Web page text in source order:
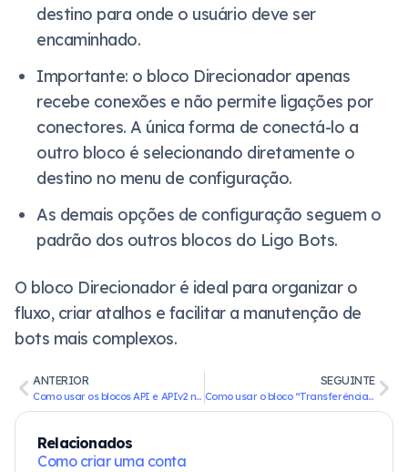
destino para onde o usuário deve ser
encaminhado.
Importante: o bloco Direcionador apenas
recebe conexões e não permite ligações por
conectores. A única forma de conectá-lo a
outro bloco é selecionando diretamente o
destino no menu de configuração.
As demais opções de configuração seguem o
padrão dos outros blocos do Ligo Bots.
O bloco Direcionador é ideal para organizar o
fluxo, criar atalhos e facilitar a manutenção de
bots mais complexos.
ANTERIOR
Como usar os blocos API e APIv2 no Ligo Bots
SEGUINTE
Como usar o bloco “Transferência de Bot” no Ligo Bots
Relacionados
Como criar uma conta